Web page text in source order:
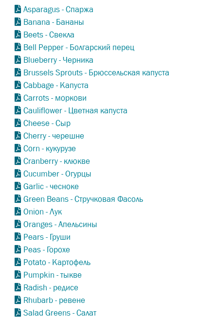
Asparagus - Спаржа
Banana - Бананы
Beets - Свекла
Bell Pepper - Болгарский перец
Blueberry - Черника
Brussels Sprouts - Брюссельская капуста
Cabbage - Капуста
Carrots - моркови
Cauliflower - Цветная капуста
Cheese - Сыр
Cherry - черешне
Corn - кукурузе
Cranberry - клюкве
Cucumber - Огурцы
Garlic - чесноке
Green Beans - Стручковая Фасоль
Onion - Лук
Oranges - Апельсины
Pears - Груши
Peas - Горохе
Potato - Картофель
Pumpkin - тыкве
Radish - редисе
Rhubarb - ревене
Salad Greens - Салат